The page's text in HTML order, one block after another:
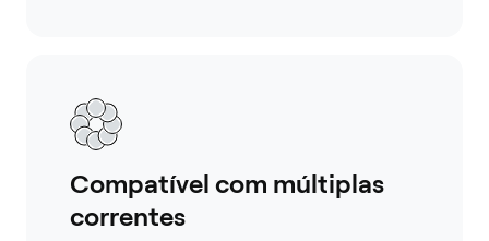
Compatível com múltiplas
correntes